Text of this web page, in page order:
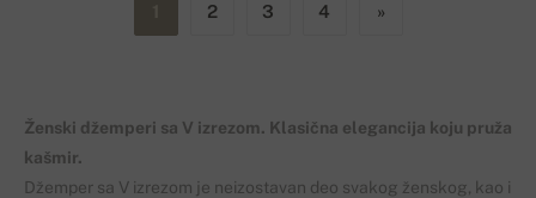
2 3 4 »
Ženski džemperi sa V izrezom. Klasična elegancija koju pruža
kašmir.
Džemper sa V izrezom je neizostavan deo svakog ženskog, kao i